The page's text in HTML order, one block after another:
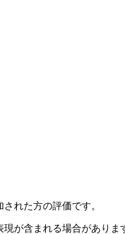
れた方の評価です。
が含まれる場合がありま